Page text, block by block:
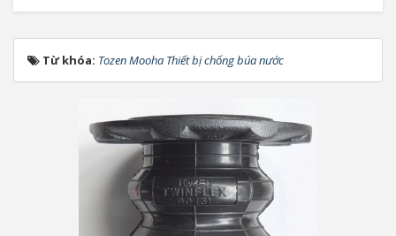
Từ khóa: Tozen Mooha Thiết bị chống búa nước